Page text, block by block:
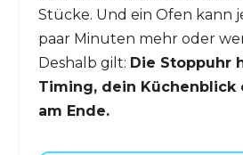
Stücke. Und ein Ofen kann
paar Minuten mehr oder
Deshalb gilt: Die Stoppuhr
Timing, dein Küchenblick
am Ende.